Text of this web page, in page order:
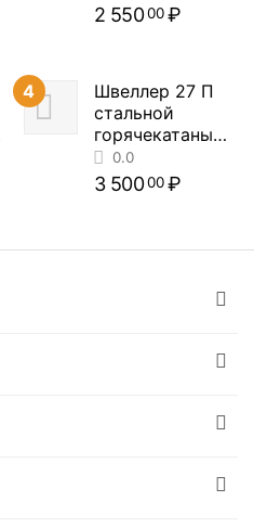
погонный)
2 55000 ₽
4
Швеллер 27 П
стальной
горячекатаный
(цена за метр
погонный)
3 50000 ₽